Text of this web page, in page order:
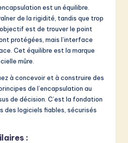
est un équilibre.
de la rigidité, tandis que trop
est de trouver le point
protégées, mais l’interface
Cet équilibre est la marque
mûre.
à concevoir et à construire des
de l’encapsulation au
de décision. C’est la fondation
des logiciels fiables, sécurisés
: